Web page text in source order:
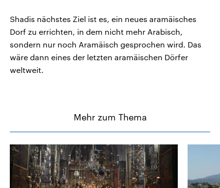
Shadis nächstes Ziel ist es, ein neues aramäisches
Dorf zu errichten, in dem nicht mehr Arabisch,
sondern nur noch Aramäisch gesprochen wird. Das
wäre dann eines der letzten aramäischen Dörfer
weltweit.
Mehr zum Thema